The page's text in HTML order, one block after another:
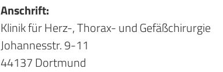
Anschrift:
Klinik für Herz-, Thorax- und Gefäßchirurgie
Johannesstr. 9-11
44137 Dortmund